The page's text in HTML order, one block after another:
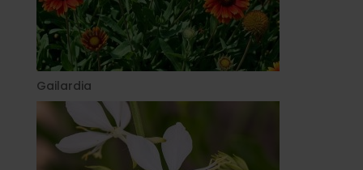
Gailardia